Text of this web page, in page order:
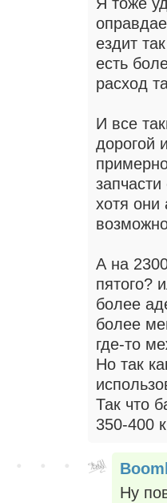
ездит
есть
расход
И все
дорогой
хотя они
А на
пятого?
более
более
где-то
Но так
Так что
350-400
Ну